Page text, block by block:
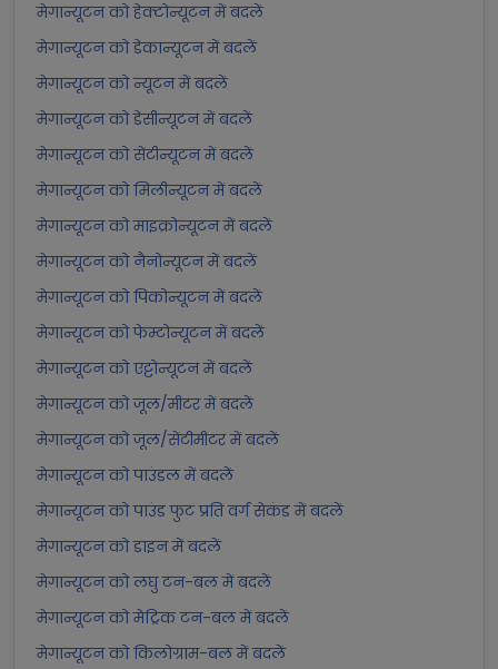
मेगान्यूटन को हेक्टोन्यूटन में बदलें
मेगान्यूटन को डेकान्यूटन में बदलें
मेगान्यूटन को न्यूटन में बदलें
मेगान्यूटन को डेसीन्यूटन में बदलें
मेगान्यूटन को सेंटीन्यूटन में बदलें
मेगान्यूटन को मिलीन्यूटन में बदलें
मेगान्यूटन को माइक्रोन्यूटन में बदलें
मेगान्यूटन को नैनोन्यूटन में बदलें
मेगान्यूटन को पिकोन्यूटन में बदलें
मेगान्यूटन को फेम्टोन्यूटन में बदलें
मेगान्यूटन को एट्टोन्यूटन में बदलें
मेगान्यूटन को जूल/मीटर में बदलें
मेगान्यूटन को जूल/सेंटीमीटर में बदलें
मेगान्यूटन को पाउंडल में बदलें
मेगान्यूटन को पाउंड फुट प्रति वर्ग सेकंड में बदलें
मेगान्यूटन को डाइन में बदलें
मेगान्यूटन को लघु टन-बल में बदलें
मेगान्यूटन को मेट्रिक टन-बल में बदलें
मेगान्यूटन को किलोग्राम-बल में बदलें